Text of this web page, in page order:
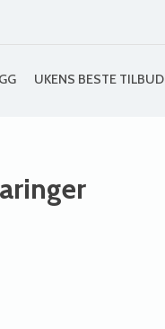
UKENS BESTE TILBUD